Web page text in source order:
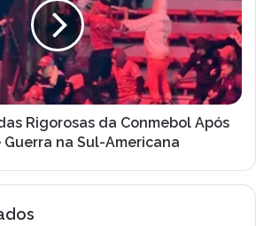
Rigorosas da Conmebol Após
Guerra na Sul-Americana